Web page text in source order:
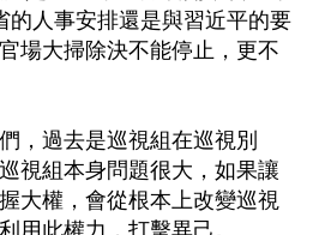
的人事安排還是與習近平的要
場大掃除決不能停止，更不
，過去是巡視組在巡視別
視組本身問題很大，如果讓
大權，會從根本上改變巡視
用此權力，打擊異己。